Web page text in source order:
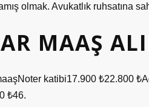
olmak. Avukatlık ruhsatına
MAAŞ
katibi17.900 ₺22.800
₺46.